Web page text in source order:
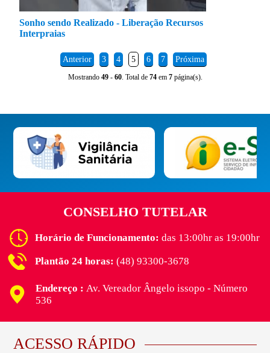
Sonho sendo Realizado - Liberação Recursos
Interpraias
Anterior 3 4 5 6 7 Próxima
Mostrando 49- 60. Total de 74em 7página(s).
CONSELHO TUTELAR
Horário de Funcionamento:das 13:00hr as 19:00hr
Plantão 24 horas: (48) 93300-3678
Endereço : Av. Vereador Ângelo issopo - Número
536
ACESSO RÁPIDO